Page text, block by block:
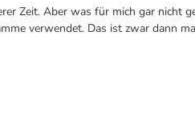
Zeit. Aber was für mich gar nicht
verwendet. Das ist zwar dann